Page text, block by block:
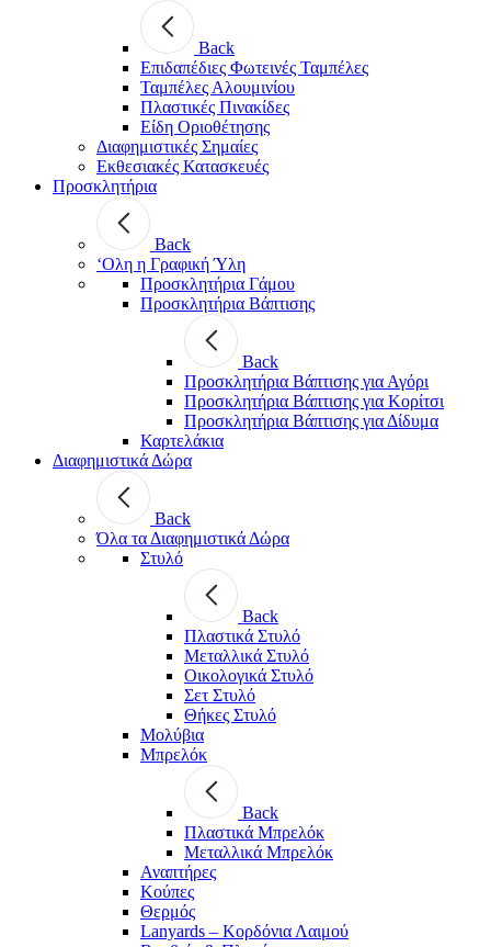
Back
Επιδαπέδιες Φωτεινές Ταμπέλες
Ταμπέλες Αλουμινίου
Πλαστικές Πινακίδες
Είδη Οριοθέτησης
Διαφημιστικές Σημαίες
Εκθεσιακές Κατασκευές
Προσκλητήρια
Back
‘Ολη η Γραφική Ύλη
Προσκλητήρια Γάμου
Προσκλητήρια Βάπτισης
Back
Προσκλητήρια Βάπτισης για Αγόρι
Προσκλητήρια Βάπτισης για Κορίτσι
Προσκλητήρια Βάπτισης για Δίδυμα
Καρτελάκια
Διαφημιστικά Δώρα
Back
Όλα τα Διαφημιστικά Δώρα
Στυλό
Back
Πλαστικά Στυλό
Μεταλλικά Στυλό
Οικολογικά Στυλό
Σετ Στυλό
Θήκες Στυλό
Μολύβια
Μπρελόκ
Back
Πλαστικά Μπρελόκ
Μεταλλικά Μπρελόκ
Αναπτήρες
Κούπες
Θερμός
Lanyards – Kορδόνια Λαιμού